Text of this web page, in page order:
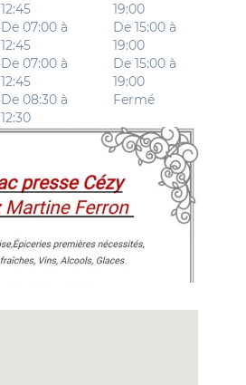
12:45
19:00
De 07:00 à
12:45
De 15:00 à
19:00
De 07:00 à
12:45
De 15:00 à
19:00
De 08:30 à
12:30
Fermé